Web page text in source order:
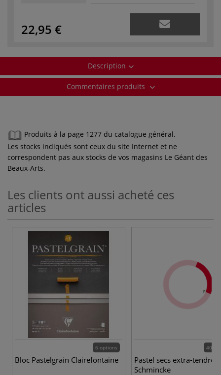
22,95 €
Description
Commentaires produits
Produits à la page 1277 du catalogue général.
Les stocks indiqués sont ceux du site Internet et ne
correspondent pas aux stocks de vos magasins Le Géant des
Beaux-Arts.
Les clients ont aussi acheté ces
articles
6 options
Bloc Pastelgrain Clairefontaine
400
Pastel secs extra-tendre
Schmincke